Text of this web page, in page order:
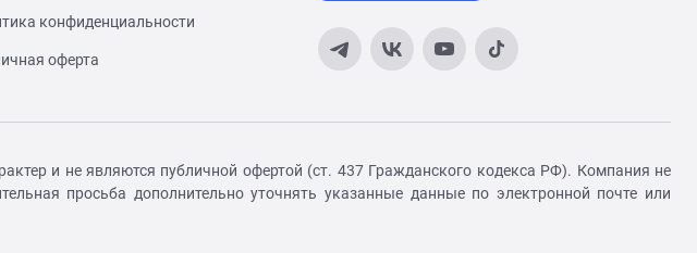
конфиденциальности
оферта
и не являются публичной офертой (ст. 437 Гражданского кодекса РФ). Компания не
просьба дополнительно уточнять указанные данные по электронной почте или